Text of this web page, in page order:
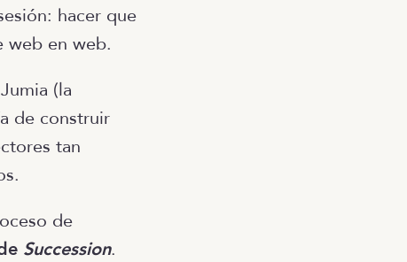
hacer que
web en web.
(la
de construir
tan
de
Succession.